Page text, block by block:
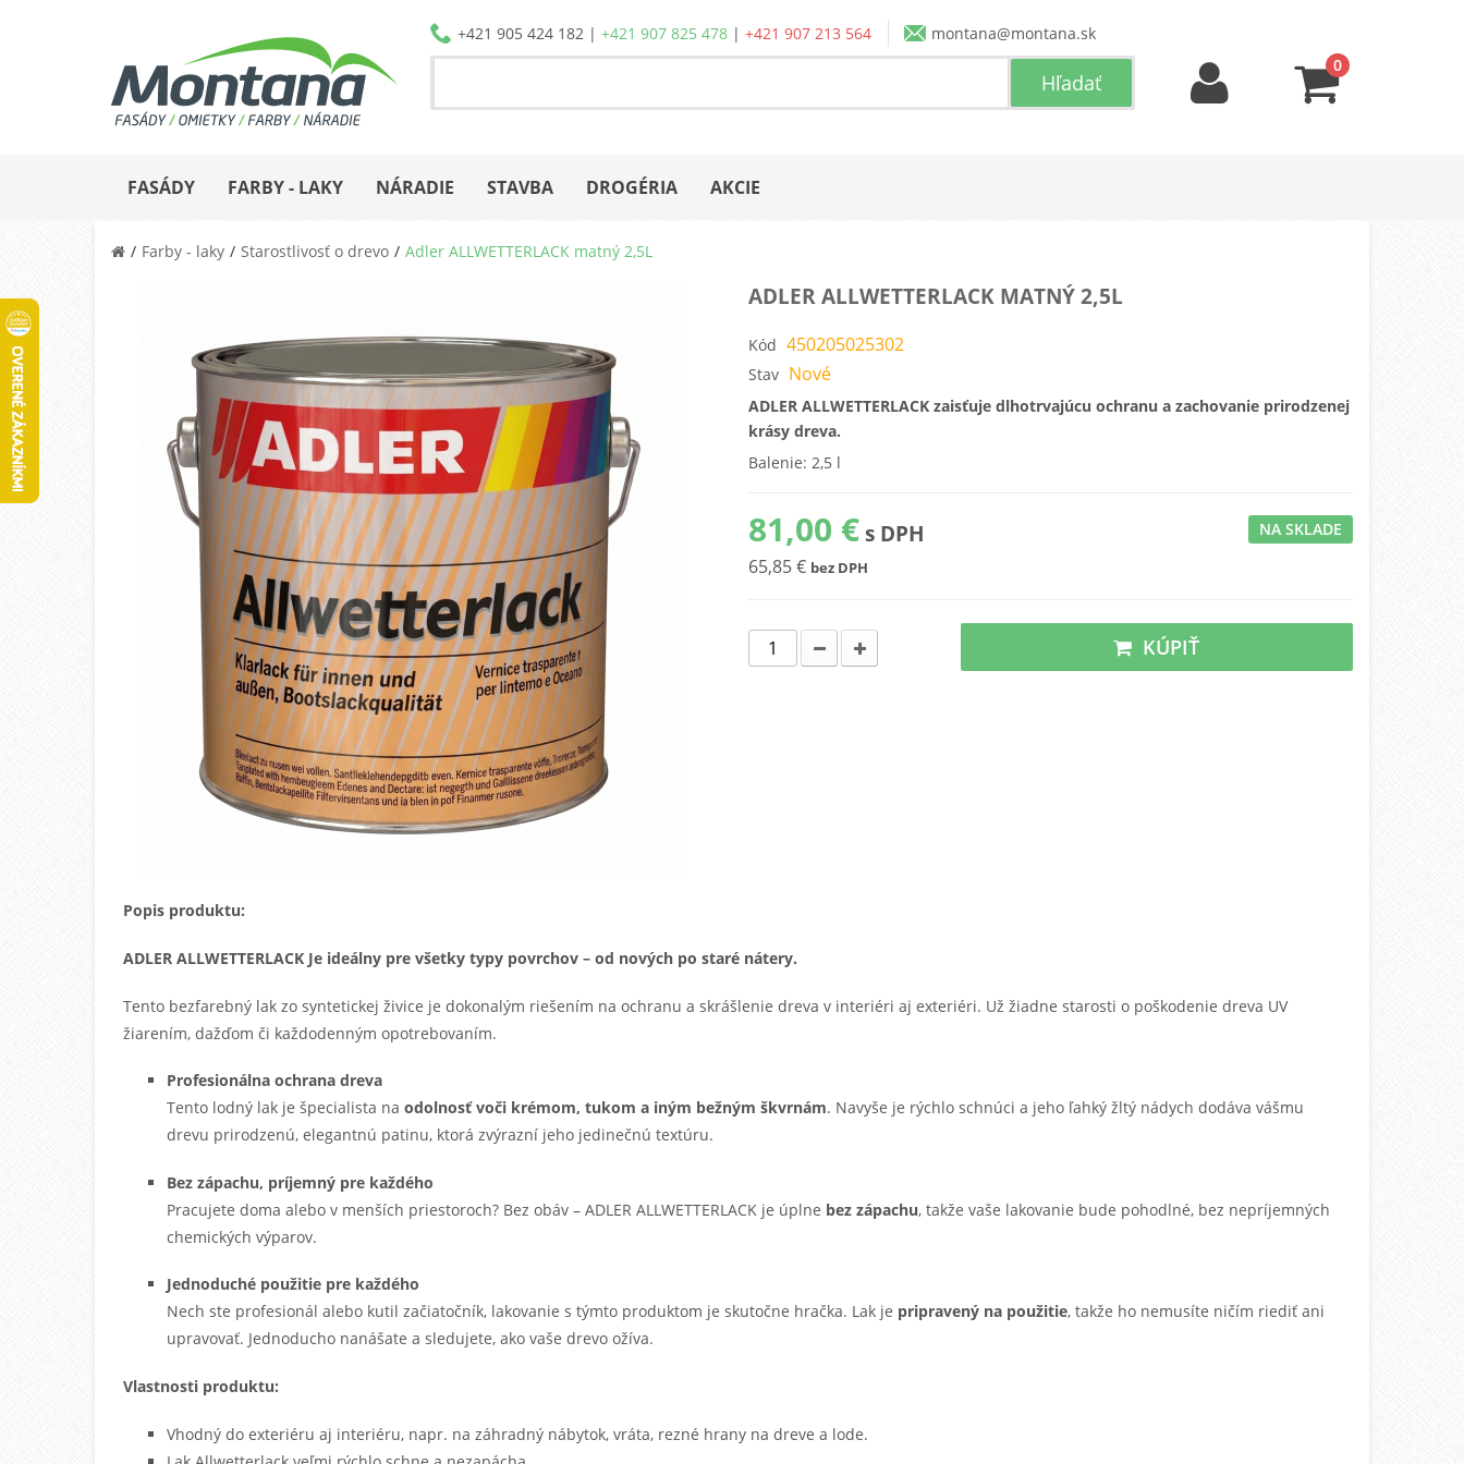
+421 905 424 182| +421 907 825 478| +421 907 213 564
montana@montana.sk
0
FASÁDY FARBY - LAKY NÁRADIE STAVBA DROGÉRIA AKCIE
Farby - laky Starostlivosť o drevo Adler ALLWETTERLACK matný 2,5L
ADLER ALLWETTERLACK MATNÝ 2,5L
Kód 450205025302
Stav Nové
ADLER ALLWETTERLACK zaisťuje dlhotrvajúcu ochranu a zachovanie prirodzenej
krásy dreva.
Balenie: 2,5 l
81,00 € s DPH
65,85 € bez DPH
NA SKLADE
KÚPIŤ
Popis produktu:
ADLER ALLWETTERLACK Je ideálny pre všetky typy povrchov – od nových po staré nátery.
Tento bezfarebný lak zo syntetickej živice je dokonalým riešením na ochranu a skrášlenie dreva v interiéri aj exteriéri. Už žiadne starosti o poškodenie dreva UV
žiarením, dažďom či každodenným opotrebovaním.
Profesionálna ochrana dreva
Tento lodný lak je špecialista naodolnosť voči krémom, tukom a iným bežným škvrnám. Navyše je rýchlo schnúci a jeho ľahký žltý nádych dodáva vášmu
drevu prirodzenú, elegantnú patinu, ktorá zvýrazní jeho jedinečnú textúru.
Bez zápachu, príjemný pre každého
Pracujete doma alebo v menších priestoroch? Bez obáv – ADLER ALLWETTERLACK je úplne bez zápachu, takže vaše lakovanie bude pohodlné, bez nepríjemných
chemických výparov.
Jednoduché použitie pre každého
Nech ste profesionál alebo kutil začiatočník, lakovanie s týmto produktom je skutočne hračka. Lak je pripravený na použitie, takže ho nemusíte ničím riediť ani
upravovať. Jednoducho nanášate a sledujete, ako vaše drevo ožíva.
Vlastnosti produktu:
Vhodný doexteriéru aj interiéru, napr. na záhradný nábytok, vráta, rezné hrany na dreve a lode.